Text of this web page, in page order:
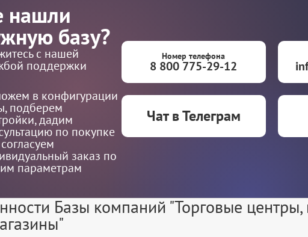
нашли
базу?
с нашей
поддержки
в конфигурации
подберем
дадим
по покупке
заказ по
параметрам
Номер телефона
8 800 775-29-12
Чат в Телеграм
Базы компаний "Торговые